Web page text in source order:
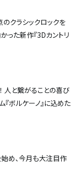
のクラシックロックを
った新作『3Dカントリ
人と繋がることの喜び
ボルケーノ』に込めた
始め、今月も大注目作